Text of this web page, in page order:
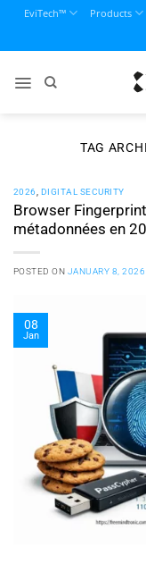
content
EviTech™ Products
TAG
2026 DIGITAL SECURITY
Browser
métadonnées en
POSTED ON JANUARY 8, 2026
08
Jan